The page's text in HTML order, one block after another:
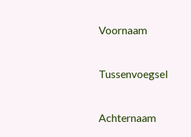
Voornaam
Tussenvoegsel
Achternaam